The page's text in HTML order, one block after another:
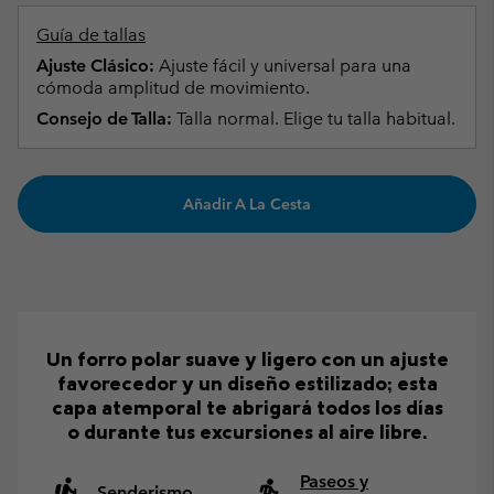
Guía de tallas
Ajuste Clásico: Ajuste fácil y universal para una
cómoda amplitud de movimiento.
Consejo de Talla: Talla normal. Elige tu talla habitual.
Añadir A La Cesta
Un forro polar suave y ligero con un ajuste
favorecedor y un diseño estilizado; esta
capa atemporal te abrigará todos los días
o durante tus excursiones al aire libre.
Paseos y